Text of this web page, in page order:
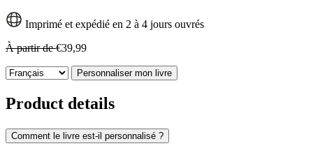
Imprimé et expédié en 2 à 4 jours ouvrés
À partir de€39,99
Personnaliser mon livre
Product details
Comment le livre est-il personnalisé ?